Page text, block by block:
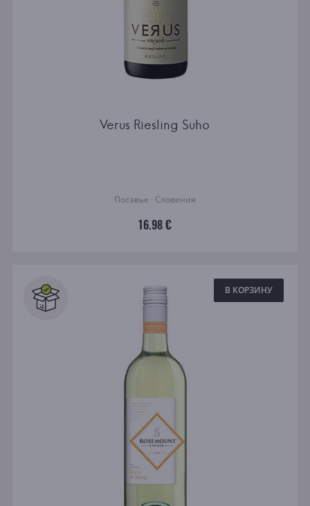
Verus Riesling Suho
Посавье · Словения
16.98 €
В КОРЗИНУ